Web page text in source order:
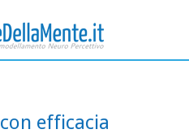
efficacia